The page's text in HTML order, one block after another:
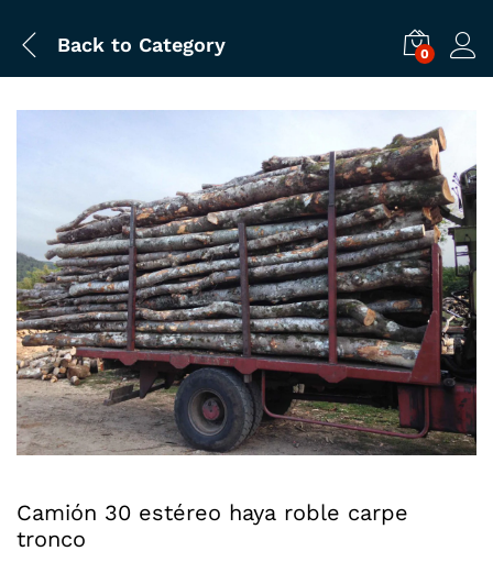
Back to Category 0
Camión 30 estéreo haya roble carpe
tronco